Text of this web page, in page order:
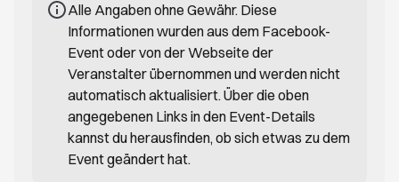
Alle Angaben ohne Gewähr. Diese
Informationen wurden aus dem Facebook-
Event oder von der Webseite der
Veranstalter übernommen und werden nicht
automatisch aktualisiert. Über die oben
angegebenen Links in den Event-Details
kannst du herausfinden, ob sich etwas zu dem
Event geändert hat.